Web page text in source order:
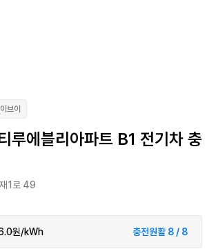
브이
루에블리아파트 B1 전기차 충
1로 49
원/kWh 충전원활 8 / 8